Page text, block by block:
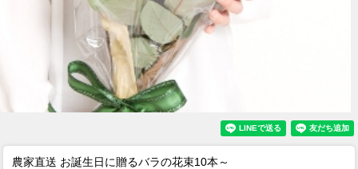
農家直送 お誕生日に贈るバラの花束10本～